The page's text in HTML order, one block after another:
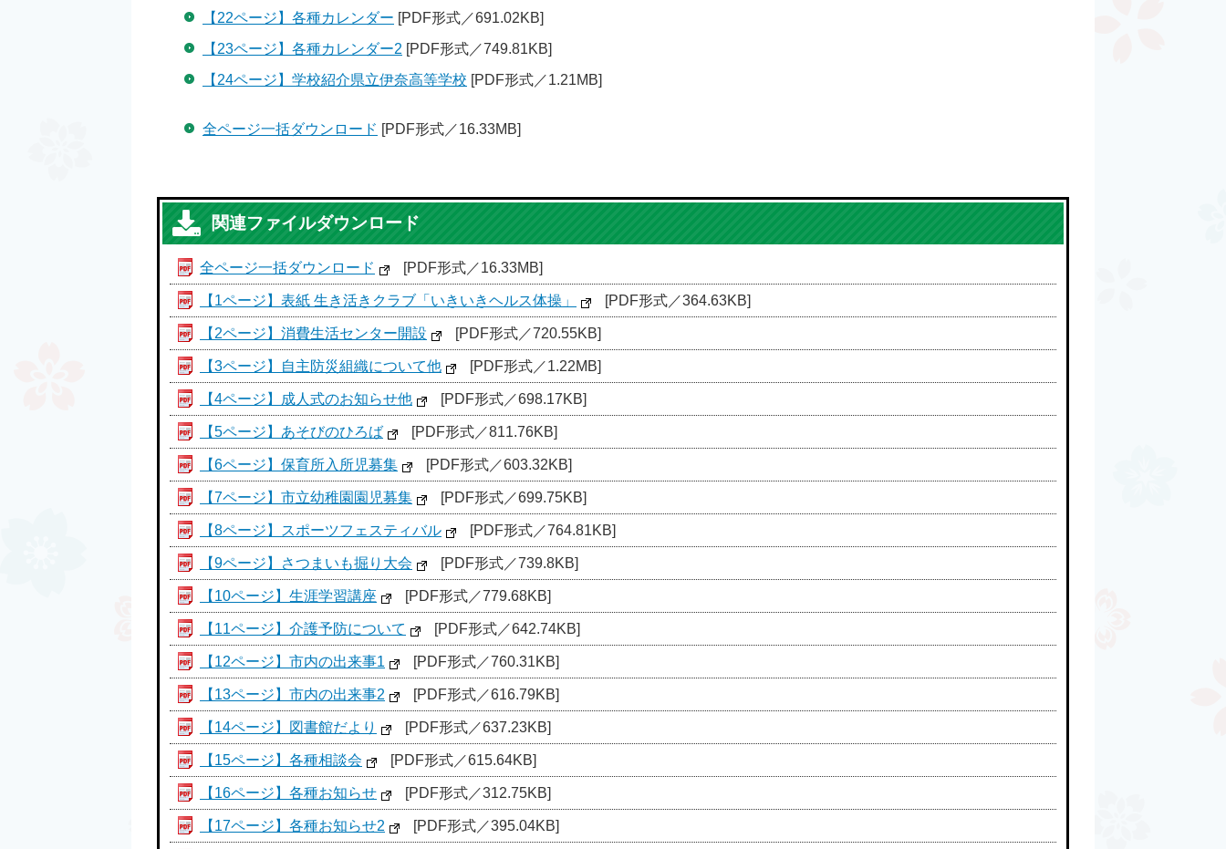
【22ページ】各種カレンダー [PDF形式／691.02KB]
【23ページ】各種カレンダー2 [PDF形式／749.81KB]
【24ページ】学校紹介県立伊奈高等学校 [PDF形式／1.21MB]
全ページ一括ダウンロード [PDF形式／16.33MB]
関連ファイルダウンロード
全ページ一括ダウンロード [PDF形式／16.33MB]
【1ページ】表紙 生き活きクラブ「いきいきヘルス体操」 [PDF形式／364.63KB]
【2ページ】消費生活センター開設 [PDF形式／720.55KB]
【3ページ】自主防災組織について他 [PDF形式／1.22MB]
【4ページ】成人式のお知らせ他 [PDF形式／698.17KB]
【5ページ】あそびのひろば [PDF形式／811.76KB]
【6ページ】保育所入所児募集 [PDF形式／603.32KB]
【7ページ】市立幼稚園園児募集 [PDF形式／699.75KB]
【8ページ】スポーツフェスティバル [PDF形式／764.81KB]
【9ページ】さつまいも掘り大会 [PDF形式／739.8KB]
【10ページ】生涯学習講座 [PDF形式／779.68KB]
【11ページ】介護予防について [PDF形式／642.74KB]
【12ページ】市内の出来事1 [PDF形式／760.31KB]
【13ページ】市内の出来事2 [PDF形式／616.79KB]
【14ページ】図書館だより [PDF形式／637.23KB]
【15ページ】各種相談会 [PDF形式／615.64KB]
【16ページ】各種お知らせ [PDF形式／312.75KB]
【17ページ】各種お知らせ2 [PDF形式／395.04KB]